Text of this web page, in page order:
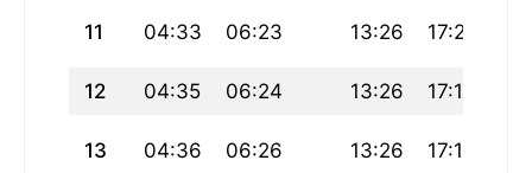
11 04:33 06:23 13:26 17:20
12 04:35 06:24 13:26 17:19
13 04:36 06:26 13:26 17:18